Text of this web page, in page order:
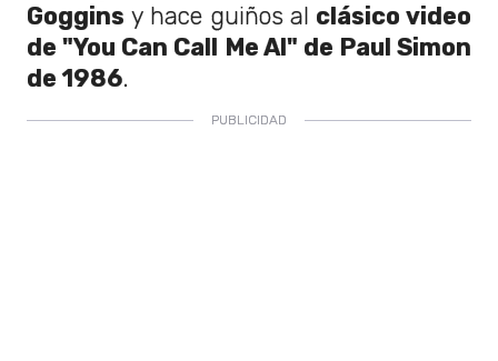
Goggins y hace guiños al clásico video
de "You Can Call Me Al" de Paul Simon
de 1986.